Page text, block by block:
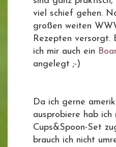
viel schief gehen.
großen weiten
Rezepten versorgt.
ich mir auch ein
angelegt ;-)
Da ich gerne
ausprobiere hab ich
Cups&Spoon-Set
brauch ich nicht